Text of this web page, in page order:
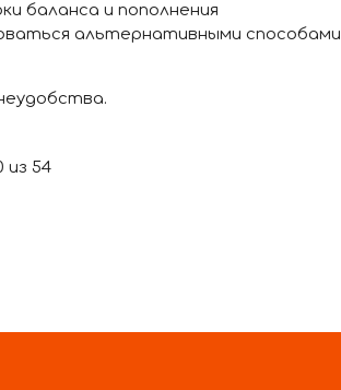
баланса и пополнения
альтернативными способами
из 54